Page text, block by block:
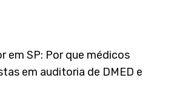
em SP: Por que médicos
em auditoria de DMED e